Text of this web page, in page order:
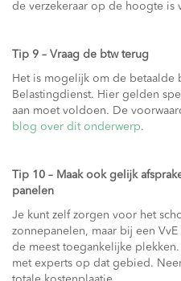
de verzekeraar op de hoogte is
Tip 9 – Vraag de btw terug
Het is mogelijk om de betaalde
Belastingdienst. Hier gelden
aan moet voldoen. De
blog over dit onderwerp.
Tip 10 – Maak ook gelijk
panelen
Je kunt zelf zorgen voor het
zonnepanelen, maar bij een
de meest toegankelijke
met experts op dat gebied.